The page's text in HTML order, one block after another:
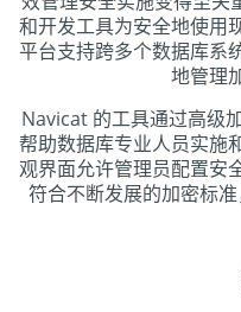
和开发工具为安全地使用
平台支持跨多个数据库系
地管理
Navicat 的工具通过高级
帮助数据库专业人员实施
观界面允许管理员配置安
符合不断发展的加密标